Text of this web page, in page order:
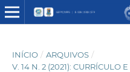
INÍCIO / ARQUIVOS /
V. 14 N. 2 (2021): CURRÍCULO